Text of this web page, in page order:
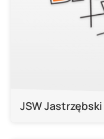
JSW